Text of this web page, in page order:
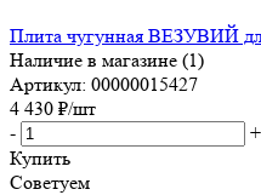
Плита чугунная ВЕЗУВИЙ
Наличие в магазине (1)
Артикул: 00000015427
4 430 ₽/шт
-
+
Купить
Советуем